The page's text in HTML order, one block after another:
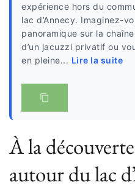
expérience hors du
lac d’Annecy. Imaginez-
panoramique sur la
d’un jacuzzi privatif ou
en pleine... Lire la suite
À la
autour du lac